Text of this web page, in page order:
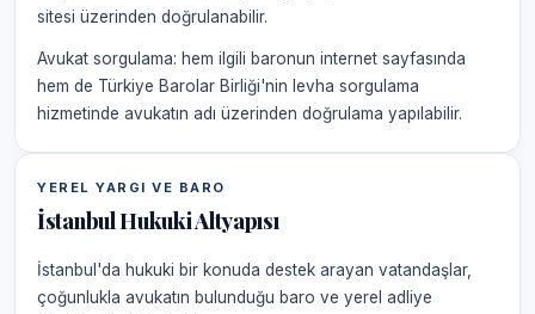
sitesi üzerinden doğrulanabilir.
Avukat sorgulama: hem ilgili baronun internet sayfasında
hem de Türkiye Barolar Birliği'nin levha sorgulama
hizmetinde avukatın adı üzerinden doğrulama yapılabilir.
YEREL YARGI VE BARO
İstanbul Hukuki Altyapısı
İstanbul'da hukuki bir konuda destek arayan vatandaşlar,
çoğunlukla avukatın bulunduğu baro ve yerel adliye